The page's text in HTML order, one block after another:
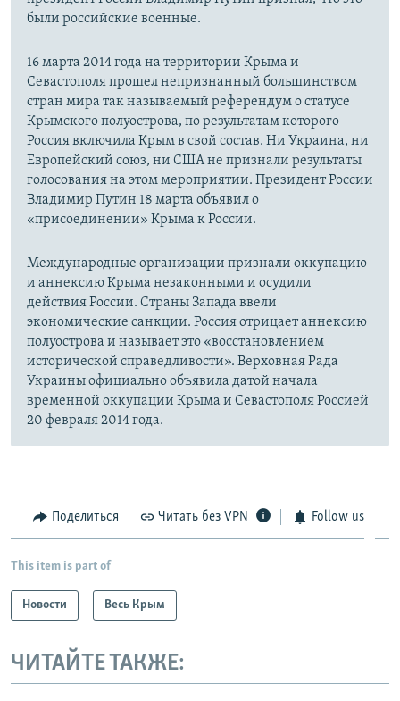
были российские военные.
16 марта 2014 года на территории Крыма и
Севастополя прошел непризнанный большинством
стран мира так называемый референдум о статусе
Крымского полуострова, по результатам которого
Россия включила Крым в свой состав. Ни Украина, ни
Европейский союз, ни США не признали результаты
голосования на этом мероприятии. Президент России
Владимир Путин 18 марта объявил о
«присоединении» Крыма к России.
Международные организации признали оккупацию
и аннексию Крыма незаконными и осудили
действия России. Страны Запада ввели
экономические санкции. Россия отрицает аннексию
полуострова и называет это «восстановлением
исторической справедливости». Верховная Рада
Украины официально объявила датой начала
временной оккупации Крыма и Севастополя Россией
20 февраля 2014 года.
Поделиться Читать без VPN Follow us
This item is part of
Новости Весь Крым
ЧИТАЙТЕ ТАКЖЕ: